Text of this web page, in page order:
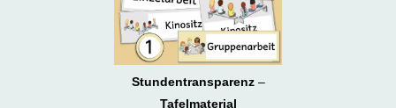
Stundentransparenz–
Tafelmaterial